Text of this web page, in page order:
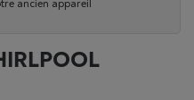
ancien appareil